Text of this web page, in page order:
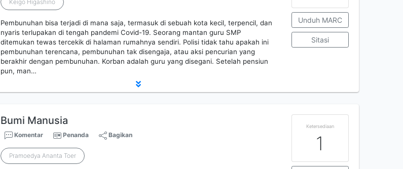
Keigo Higashino
Pembunuhan bisa terjadi di mana saja, termasuk di sebuah kota kecil, terpencil, dan
nyaris terlupakan di tengah pandemi Covid-19. Seorang mantan guru SMP
ditemukan tewas tercekik di halaman rumahnya sendiri. Polisi tidak tahu apakah ini
pembunuhan terencana, pembunuhan tak disengaja, atau aksi pencurian yang
berakhir dengan pembunuhan. Korban adalah guru yang disegani. Setelah pensiun
pun, man…
Unduh MARC
Sitasi
Bumi Manusia
Komentar Penanda Bagikan
Pramoedya Ananta Toer
Ketersediaan
1